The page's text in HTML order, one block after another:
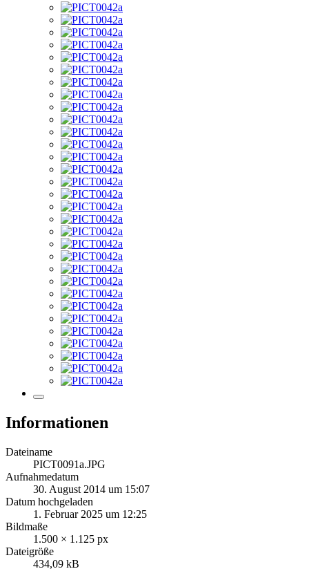
Informationen
Dateiname
PICT0091a.JPG
Aufnahmedatum
30. August 2014 um 15:07
Datum hochgeladen
1. Februar 2025 um 12:25
Bildmaße
1.500 × 1.125 px
Dateigröße
434,09 kB